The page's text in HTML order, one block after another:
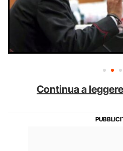
Continua a